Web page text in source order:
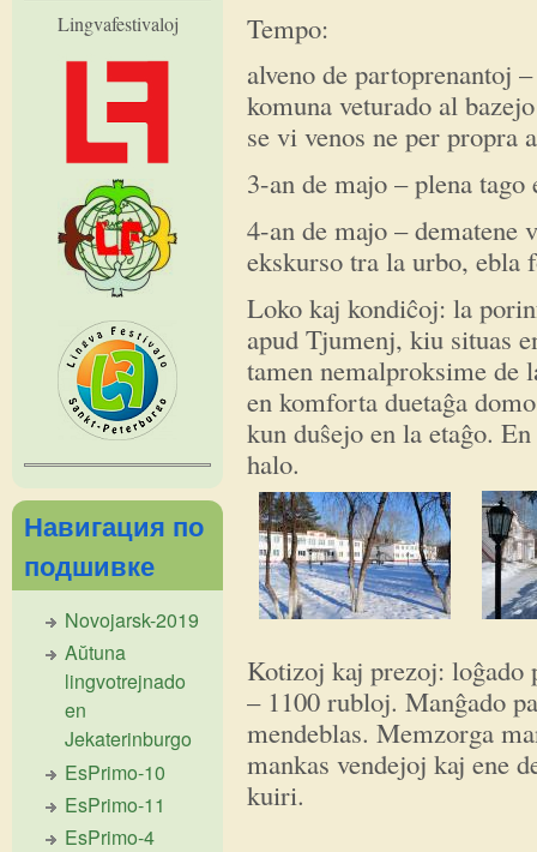
Tempo:
alveno de partoprenantoj
komuna veturado al
se vi venos ne per propra
3-an de majo – plena tago
4-an de majo – dematene
ekskurso tra la urbo, ebla
Loko kaj kondiĉoj: la
apud Tjumenj, kiu situas
tamen nemalproksime de
en komforta duetaĝa
kun duŝejo en la etaĝo.
halo.
Kotizoj kaj prezoj: loĝado
– 1100 rubloj. Manĝado
mendeblas. Memzorga
mankas vendejoj kaj ene
kuiri.
Lingvafestivaloj
Навигация по
подшивке
Novojarsk-2019
Aŭtuna
lingvotrejnado
en
Jekaterinburgo
EsPrimo-10
EsPrimo-11
EsPrimo-4